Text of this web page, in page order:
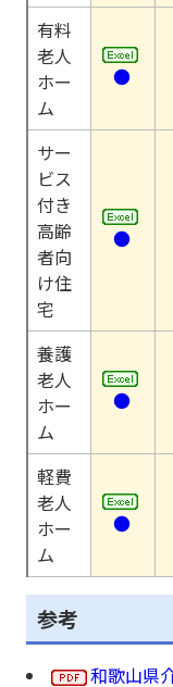
有料
老人
ホー
ム
●
サー
ビス
付き
高齢
者向
け住
宅
●
養護
老人
ホー
ム
●
軽費
老人
ホー
ム
●
参考
和歌山県